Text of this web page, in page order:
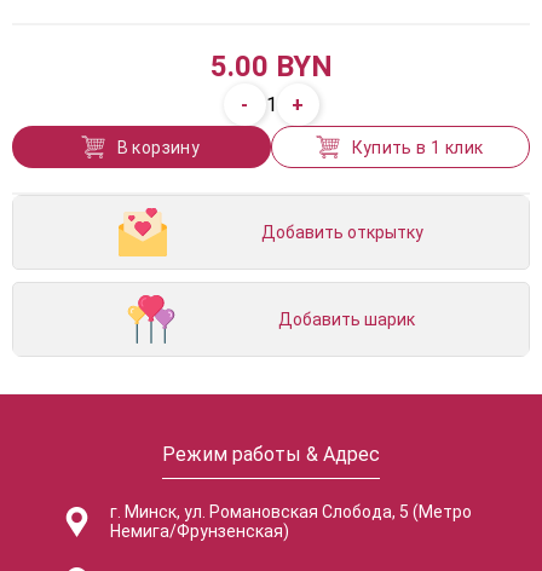
5.00 BYN
- 1 +
В корзину Купить в 1 клик
Добавить открытку
Добавить шарик
Режим работы & Адрес
г. Минск, ул. Романовская Слобода, 5 (Метро
Немига/Фрунзенская)